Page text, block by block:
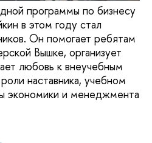
программы по бизнесу
в этом году стал
Он помогает ребятам
Вышке, организует
любовь к внеучебным
наставника, учебном
экономики и менеджмента